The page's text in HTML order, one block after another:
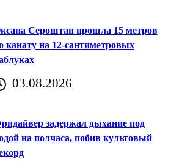
Сероштан прошла 15 метров
канату на 12-сантиметровых
03.08.2026
задержал дыхание под
на полчаса, побив культовый